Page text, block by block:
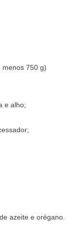
750 g)
e alho;
azeite e orégano.